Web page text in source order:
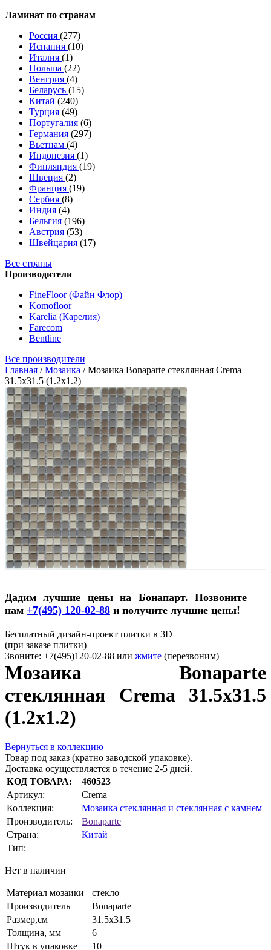
Ламинат по странам
Россия (277)
Испания (10)
Италия (1)
Польша (22)
Венгрия (4)
Беларусь (15)
Китай (240)
Турция (49)
Португалия (6)
Германия (297)
Вьетнам (4)
Индонезия (1)
Финляндия (19)
Швеция (2)
Франция (19)
Сербия (8)
Индия (4)
Бельгия (196)
Австрия (53)
Швейцария (17)
Все страны
Производители
FineFloor (Файн Флор)
Komofloor
Karelia (Карелия)
Farecom
Bentline
Все производители
Главная /Мозаика /Мозаика Bonaparte стеклянная Crema
31.5x31.5 (1.2x1.2)
Дадим лучшие цены на Бонапарт. Позвоните
нам +7(495) 120-02-88 и получите лучшие цены!
Бесплатный дизайн-проект плитки в 3D
(при заказе плитки)
Звоните: +7(495)120-02-88 или жмите (перезвоним)
Мозаика Bonaparte
стеклянная Crema 31.5x31.5
(1.2x1.2)
Вернуться в коллекцию
Товар под заказ (кратно заводской упаковке).
Доставка осуществляется в течение 2-5 дней.
КОД ТОВАРА:
460523
Артикул:
Crema
Коллекция:
Мозаика стеклянная и стеклянная с камнем
Производитель:
Bonaparte
Страна:
Китай
Тип:
Нет в наличии
Материал мозаики
стекло
Производитель
Bonaparte
Размер,см
31.5х31.5
Толщина, мм
6
Штук в упаковке
10